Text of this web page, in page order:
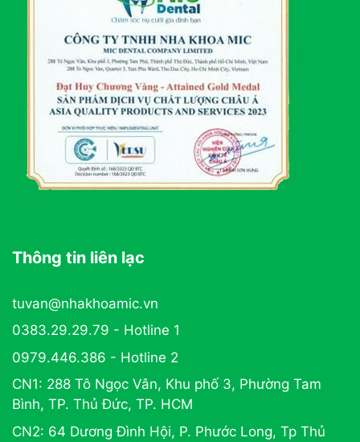
Thông tin liên lạc
tuvan@nhakhoamic.vn
0383.29.29.79 - Hotline 1
0979.446.386 - Hotline 2
CN1: 288 Tô Ngọc Vân, Khu phố 3, Phường Tam
Bình, TP. Thủ Đức, TP. HCM
CN2: 64 Dương Đình Hội, P. Phước Long, Tp Thủ